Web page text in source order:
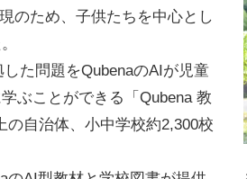
のため、子供たちを中心とし
た問題をQubenaのAIが児童
ぶことができる「Qubena 教
自治体、小中学校約2,300校